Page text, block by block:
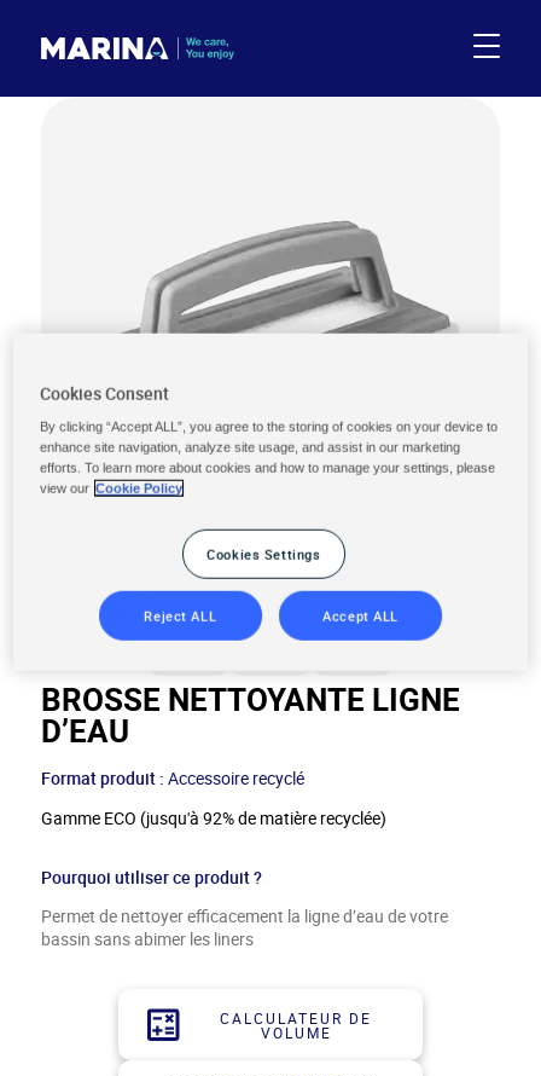
BROSSE NETTOYANTE LIGNE
D’EAU
Format produit : Accessoire recyclé
Gamme ECO (jusqu'à 92% de matière recyclée)
Pourquoi utiliser ce produit ?
Permet de nettoyer efficacement la ligne d’eau de votre
bassin sans abimer les liners
CALCULATEUR DE
VOLUME
Cookies Consent
By clicking “Accept ALL”, you agree to the storing of cookies on your device to
enhance site navigation, analyze site usage, and assist in our marketing
efforts. To learn more about cookies and how to manage your settings, please
view our Cookie Policy
Cookies Settings
Reject ALL Accept ALL